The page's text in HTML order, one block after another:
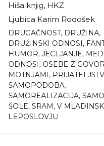
Hiša knjig, HKZ
Ljubica Karim Rodošek
DRUGAČNOST, DRUŽINA,
DRUŽINSKI ODNOSI,
HUMOR, JECLJANJE,
ODNOSI, OSEBE Z
MOTNJAMI,
SAMOPODOBA,
SAMOREALIZACIJA,
ŠOLE, SRAM, V
LEPOSLOVJU